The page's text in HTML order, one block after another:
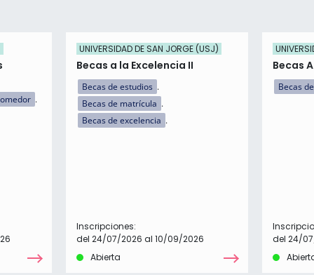
UNIVERSIDAD DE SAN JORGE (USJ)
Becas a la Excelencia II
Becas de estudios
Becas de matrícula
Becas de excelencia
Inscripciones:
del 24/07/2026 al 10/09/2026
Abierta
Becas
Becas
del 24/